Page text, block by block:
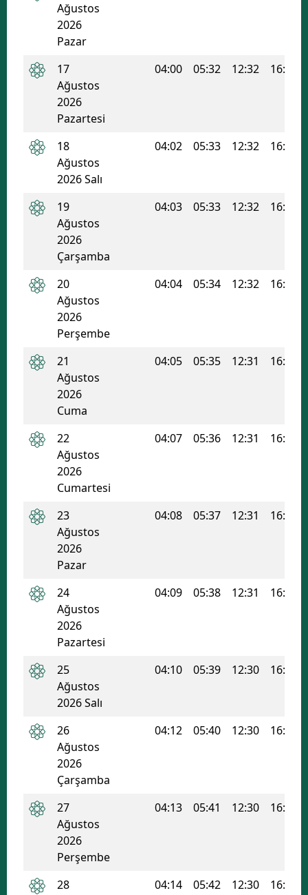
Ağustos
2026
Pazar
17
Ağustos
2026
Pazartesi
04:00 05:32 12:32 16:18
18
Ağustos
2026 Salı
04:02 05:33 12:32 16:18
19
Ağustos
2026
Çarşamba
04:03 05:33 12:32 16:17
20
Ağustos
2026
Perşembe
04:04 05:34 12:32 16:16
21
Ağustos
2026
Cuma
04:05 05:35 12:31 16:16
22
Ağustos
2026
Cumartesi
04:07 05:36 12:31 16:15
23
Ağustos
2026
Pazar
04:08 05:37 12:31 16:14
24
Ağustos
2026
Pazartesi
04:09 05:38 12:31 16:14
25
Ağustos
2026 Salı
04:10 05:39 12:30 16:13
26
Ağustos
2026
Çarşamba
04:12 05:40 12:30 16:12
27
Ağustos
2026
Perşembe
04:13 05:41 12:30 16:11
28
04:14 05:42 12:30 16:11